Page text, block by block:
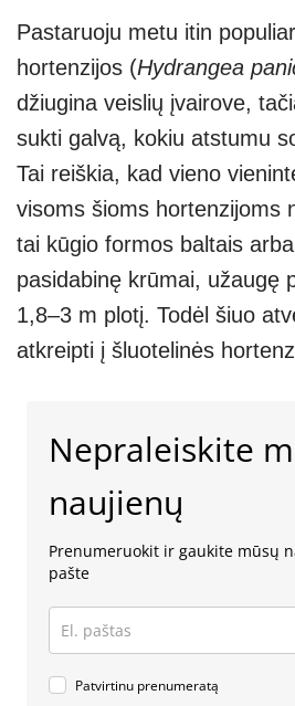
Pastaruoju metu itin
hortenzijos (Hydrangea
džiugina veislių įvairove,
sukti galvą, kokiu atstumu
Tai reiškia, kad vieno
visoms šioms hortenzijoms
tai kūgio formos baltais
pasidabinę krūmai, užaugę
1,8–3 m plotį. Todėl šiuo
atkreipti į šluotelinės
Nepraleiskite
naujienų
Prenumeruokit ir gaukite mūsų
pašte
Patvirtinu prenumeratą